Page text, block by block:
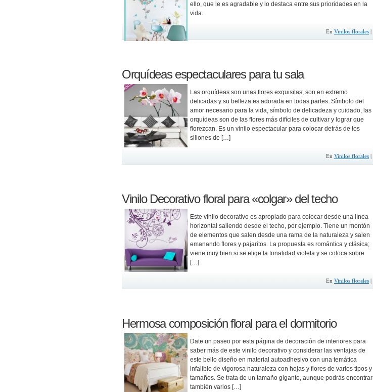
ello, que le es agradable y lo destaca entre sus prioridades en la
vida.
En Vinilos florales
Orquídeas espectaculares para tu sala
Las orquídeas son unas flores exquisitas, son en extremo
delicadas y su belleza es adorada en todas partes. Símbolo del
amor necesario para la vida, símbolo de delicadeza y cuidado, las
orquídeas son de las flores más difíciles de cultivar y lograr que
florezcan. Es un vinilo espectacular para colocar detrás de los
sillones de […]
En Vinilos florales
Vinilo Decorativo floral para «colgar» del techo
Este vinilo decorativo es apropiado para colocar desde una línea
horizontal saliendo desde el techo, por ejemplo. Tiene un montón
de elementos que salen desde una rama de la naturaleza y salen
emanando flores y pajaritos. La propuesta es romántica y clásica;
viene muy bien si se elige la tonalidad violeta y se coloca sobre
[…]
En Vinilos florales
Hermosa composición floral para el dormitorio
Date un paseo por esta página de decoración de interiores para
saber más de este vinilo decorativo y considerar las ventajas de
este bello diseño en material autoadhesivo con una temática
infalible de vigorosa naturaleza con hojas y flores de varios tipos y
tamaños. Se trata de un tamaño gigante, aunque podrás encontrar
también varios […]